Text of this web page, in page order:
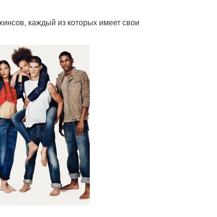
каждый из которых имеет свои